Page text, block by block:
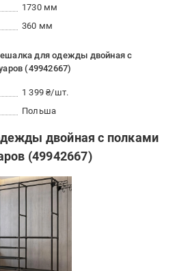
1730 мм
360 мм
для одежды двойная с
(49942667)
1 399 ₴/шт.
Польша
двойная с полками
(49942667)